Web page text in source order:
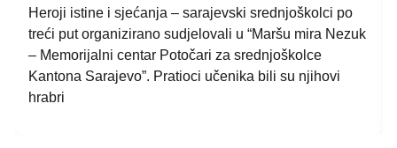
Heroji istine i sjećanja – sarajevski srednjoškolci po
treći put organizirano sudjelovali u “Maršu mira Nezuk
– Memorijalni centar Potočari za srednjoškolce
Kantona Sarajevo”. Pratioci učenika bili su njihovi
hrabri